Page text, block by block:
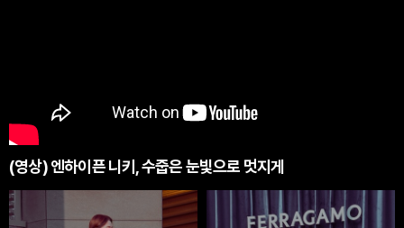
(영상) 엔하이픈 니키, 수줍은 눈빛으로 멋지게